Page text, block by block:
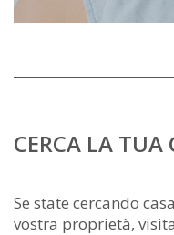
CERCA LA
Se state cercando
vostra proprietà,